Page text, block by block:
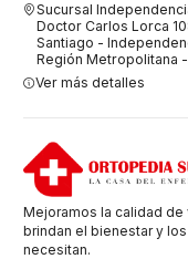
Sucursal
Doctor Carlos Lorca
Santiago -
Región Metropolitana
Ver más detalles
Mejoramos la calidad
brindan el bienestar y
necesitan.